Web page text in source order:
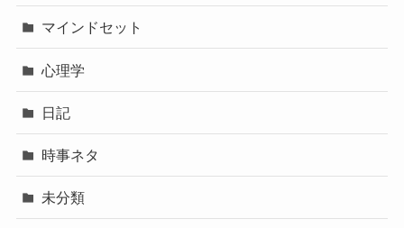
マインドセット
心理学
日記
時事ネタ
未分類